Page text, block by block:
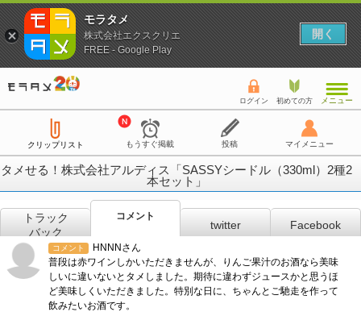
ログイン 初めての方 メニュー
クリップリスト もうすぐ掲載 投稿 マイメニュー
タメせる！株式会社アルディス「SASSYシードル（330ml）2種2
本セット」
トラック
バック
コメント
twitter Facebook
コメント
HNNNさん
普段は赤ワインしかいただきませんが、りんご果汁のお酒なら美味
しいに違いないとタメしました。期待に違わずジュースかと思うほ
ど美味しくいただきました。特別な日に、ちゃんとご馳走を作って
飲みたいお酒です。
モラタメ
株式会社エクスクリエ
FREE - Google Play
開く